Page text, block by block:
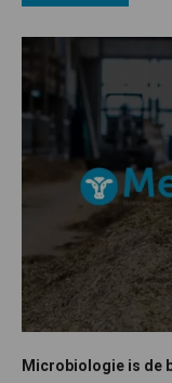
Microbiologie is de